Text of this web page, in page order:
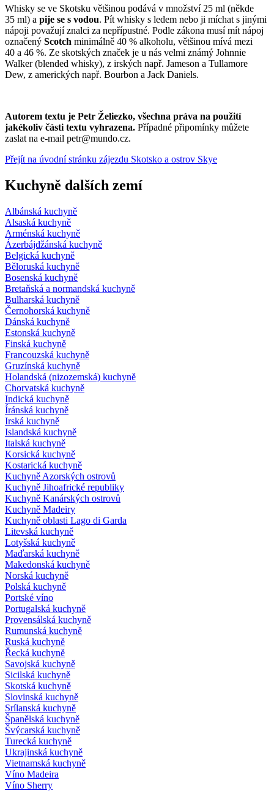
Whisky se ve Skotsku většinou podává v množství 25 ml (někde
35 ml) a pije se s vodou. Pít whisky s ledem nebo ji míchat s jinými
nápoji považují znalci za nepřípustné. Podle zákona musí mít nápoj
označený Scotch minimálně 40 % alkoholu, většinou mívá mezi
40 a 46 %. Ze skotských značek je u nás velmi známý Johnnie
Walker (blended whisky), z irských např. Jameson a Tullamore
Dew, z amerických např. Bourbon a Jack Daniels.
Autorem textu je Petr Želiezko, všechna práva na použití
jakékoliv části textu vyhrazena. Případné připomínky můžete
zaslat na e-mail petr@mundo.cz.
Přejít na úvodní stránku zájezdu Skotsko a ostrov Skye
Kuchyně dalších zemí
Albánská kuchyně
Alsaská kuchyně
Arménská kuchyně
Ázerbájdžánská kuchyně
Belgická kuchyně
Běloruská kuchyně
Bosenská kuchyně
Bretaňská a normandská kuchyně
Bulharská kuchyně
Černohorská kuchyně
Dánská kuchyně
Estonská kuchyně
Finská kuchyně
Francouzská kuchyně
Gruzínská kuchyně
Holandská (nizozemská) kuchyně
Chorvatská kuchyně
Indická kuchyně
Íránská kuchyně
Irská kuchyně
Islandská kuchyně
Italská kuchyně
Korsická kuchyně
Kostarická kuchyně
Kuchyně Azorských ostrovů
Kuchyně Jihoafrické republiky
Kuchyně Kanárských ostrovů
Kuchyně Madeiry
Kuchyně oblasti Lago di Garda
Litevská kuchyně
Lotyšská kuchyně
Maďarská kuchyně
Makedonská kuchyně
Norská kuchyně
Polská kuchyně
Portské víno
Portugalská kuchyně
Provensálská kuchyně
Rumunská kuchyně
Ruská kuchyně
Řecká kuchyně
Savojská kuchyně
Sicilská kuchyně
Skotská kuchyně
Slovinská kuchyně
Srílanská kuchyně
Španělská kuchyně
Švýcarská kuchyně
Turecká kuchyně
Ukrajinská kuchyně
Vietnamská kuchyně
Víno Madeira
Víno Sherry